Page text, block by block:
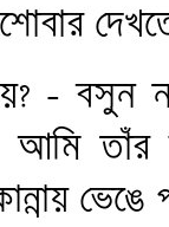
– বসুন
আমি তাঁর